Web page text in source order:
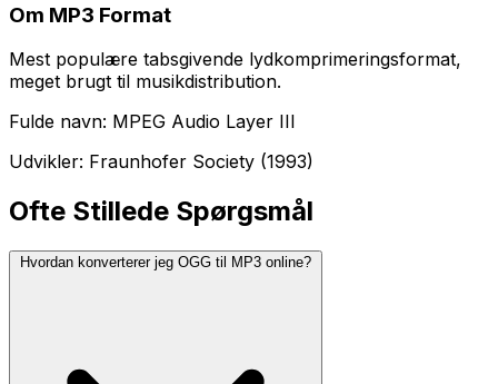
Om MP3 Format
Mest populære tabsgivende lydkomprimeringsformat,
meget brugt til musikdistribution.
Fulde navn: MPEG Audio Layer III
Udvikler: Fraunhofer Society (1993)
Ofte Stillede Spørgsmål
Hvordan konverterer jeg OGG til MP3 online?